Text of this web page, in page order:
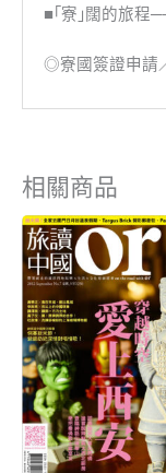
■｢寮｣闊的旅程
◎寮國簽證申請
相關商品
原
始
價
格：
NT$199。
目
前
價
格：